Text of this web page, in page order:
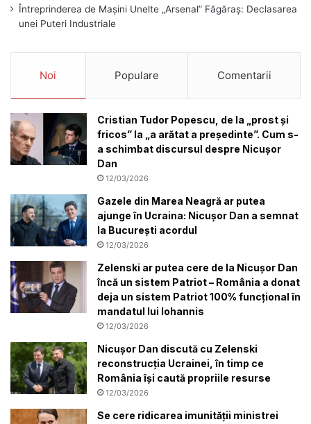
Întreprinderea de Mașini Unelte „Arsenal” Făgăraș: Declasarea
unei Puteri Industriale
Noi Populare Comentarii
Cristian Tudor Popescu, de la „prost și
fricos” la „a arătat a președinte”. Cum s-
a schimbat discursul despre Nicușor
Dan
12/03/2026
Gazele din Marea Neagră ar putea
ajunge în Ucraina: Nicușor Dan a semnat
la București acordul
12/03/2026
Zelenski ar putea cere de la Nicușor Dan
încă un sistem Patriot – România a donat
deja un sistem Patriot 100% funcțional în
mandatul lui Iohannis
12/03/2026
Nicușor Dan discută cu Zelenski
reconstrucția Ucrainei, în timp ce
România își caută propriile resurse
12/03/2026
Se cere ridicarea imunității ministrei